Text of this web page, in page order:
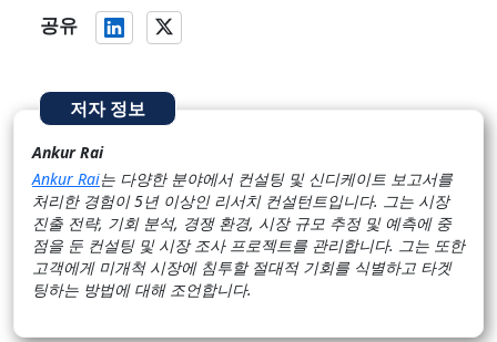
공유
저자 정보
Ankur Rai
Ankur Rai는 다양한 분야에서 컨설팅 및 신디케이트 보고서를
처리한 경험이 5년 이상인 리서치 컨설턴트입니다. 그는 시장
진출 전략, 기회 분석, 경쟁 환경, 시장 규모 추정 및 예측에 중
점을 둔 컨설팅 및 시장 조사 프로젝트를 관리합니다. 그는 또한
고객에게 미개척 시장에 침투할 절대적 기회를 식별하고 타겟
팅하는 방법에 대해 조언합니다.